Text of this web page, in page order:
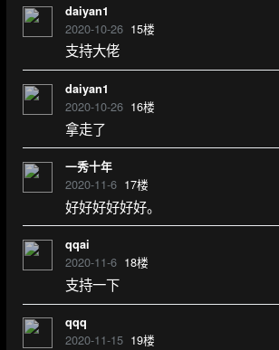
daiyan1
2020-10-26 15楼
支持大佬
daiyan1
2020-10-26 16楼
拿走了
一秀十年
2020-11-6 17楼
好好好好好好。
qqai
2020-11-6 18楼
支持一下
qqq
2020-11-15 19楼